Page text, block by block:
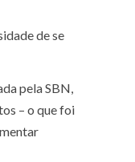
de se
pela SBN,
– o que foi